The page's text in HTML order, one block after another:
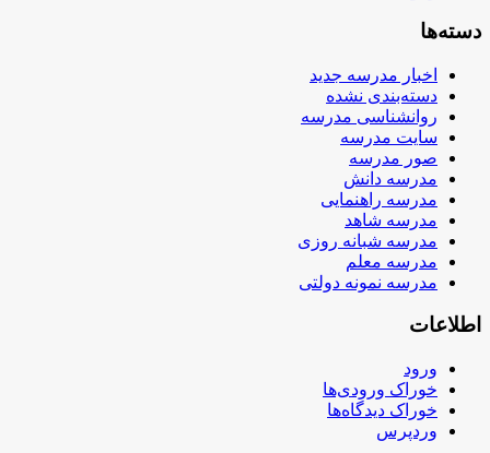
دسته‌ها
اخبار مدرسه جدید
دسته‌بندی نشده
روانشناسی مدرسه
سایت مدرسه
صور مدرسه
مدرسه دانش
مدرسه راهنمایی
مدرسه شاهد
مدرسه شبانه روزی
مدرسه معلم
مدرسه نمونه دولتی
اطلاعات
ورود
خوراک ورودی‌ها
خوراک دیدگاه‌ها
وردپرس